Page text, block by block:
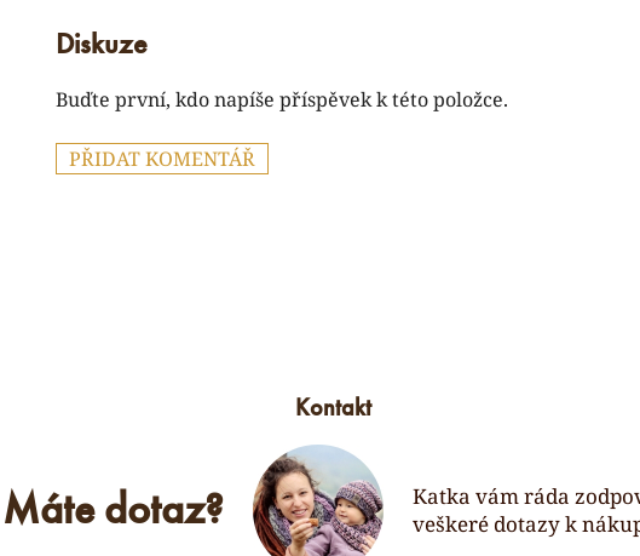
Diskuze
Buďte první, kdo napíše příspěvek k této položce.
PŘIDAT KOMENTÁŘ
Kontakt
Máte dotaz?
Katka vám ráda
veškeré dotazy k